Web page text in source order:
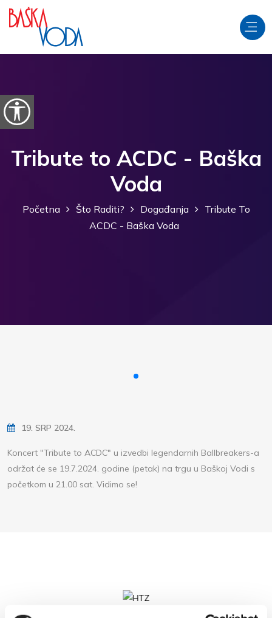
Preskoči na sadržaj
Prikaži postavke pristupačnosti
Tribute to ACDC - Baška
Voda
Početna Što Raditi? Događanja
Tribute To
ACDC - Baška Voda
19. SRP 2024.
Koncert "Tribute to ACDC" u izvedbi legendarnih Ballbreakers-a
održat će se 19.7.2024. godine (petak) na trgu u Baškoj Vodi s
početkom u 21.00 sat. Vidimo se!